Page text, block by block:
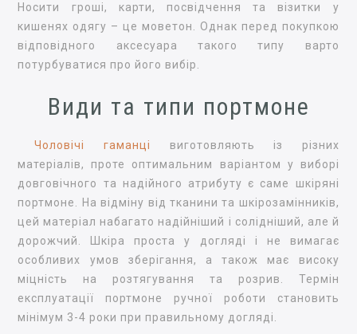
Носити гроші, карти, посвідчення та візитки у
кишенях одягу – це моветон. Однак перед покупкою
відповідного аксесуара такого типу варто
потурбуватися про його вибір.
Види та типи портмоне
Чоловічі гаманці
виготовляють із різних
матеріалів, проте оптимальним варіантом у виборі
довговічного та надійного атрибуту є саме шкіряні
портмоне. На відміну від тканини та шкірозамінників,
цей матеріал набагато надійніший і солідніший, але й
дорожчий. Шкіра проста у догляді і не вимагає
особливих умов зберігання, а також має високу
міцність на розтягування та розрив. Термін
експлуатації портмоне ручної роботи становить
мінімум 3-4 роки при правильному догляді.